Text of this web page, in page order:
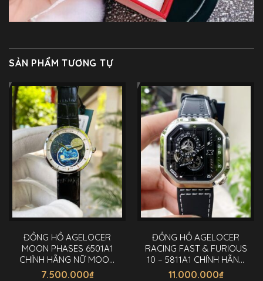
SẢN PHẨM TƯƠNG TỰ
ĐỒNG HỒ AGELOCER
MOON PHASES 6501A1
CHÍNH HÃNG NỮ MOON
PHASES 36MM
7.500.000₫
ĐỒNG HỒ AGELOCER
RACING FAST & FURIOUS
10 – 5811A1 CHÍNH HÃNG
NAM 44MM
11.000.000₫